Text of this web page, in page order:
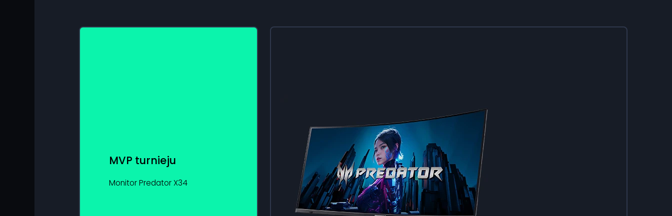
MVP turnieju
Monitor Predator X34